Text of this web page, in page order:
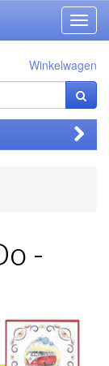
Winkelwagen
-